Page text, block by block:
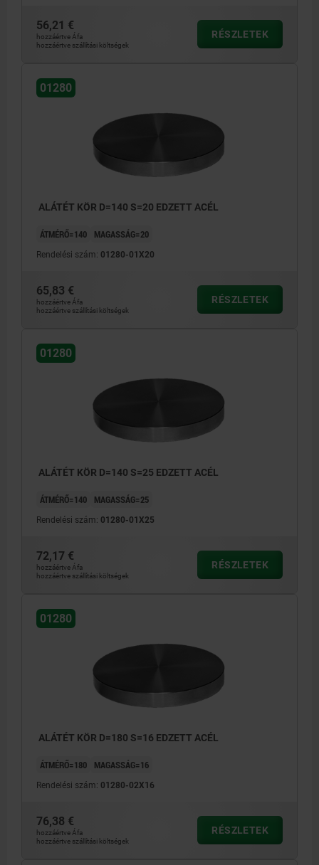
56,21 €
hozzáértve Áfa
hozzáértve szállítási költségek
RÉSZLETEK
01280
ALÁTÉT KÖR D=140 S=20 EDZETT ACÉL
ÁTMÉRŐ=140 MAGASSÁG=20
Rendelési szám: 01280-01X20
65,83 €
hozzáértve Áfa
hozzáértve szállítási költségek
RÉSZLETEK
01280
ALÁTÉT KÖR D=140 S=25 EDZETT ACÉL
ÁTMÉRŐ=140 MAGASSÁG=25
Rendelési szám: 01280-01X25
72,17 €
hozzáértve Áfa
hozzáértve szállítási költségek
RÉSZLETEK
01280
ALÁTÉT KÖR D=180 S=16 EDZETT ACÉL
ÁTMÉRŐ=180 MAGASSÁG=16
Rendelési szám: 01280-02X16
76,38 €
hozzáértve Áfa
hozzáértve szállítási költségek
RÉSZLETEK